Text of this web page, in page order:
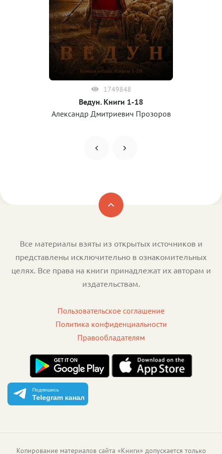
1749848
Ведун. Книги 1-18
Александр Дмитриевич Прозоров
Все материалы взяты из открытых источников и
представлены исключительно в ознакомительных
целях. Все права на книги принадлежат их авторам и
издательствам.
Пользовательское соглашение
Политика конфиденциальности
Правообладателям
Подпишись
Telegram канал
Копирование материалов сайта «Книги» допускается только